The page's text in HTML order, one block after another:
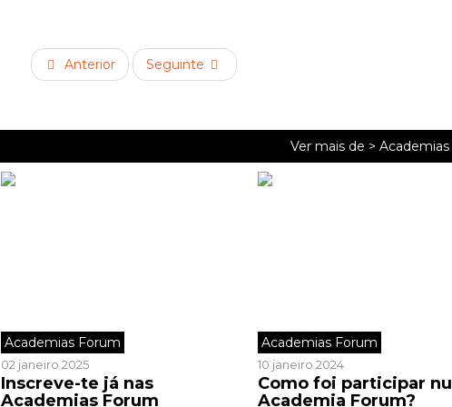
Anterior Seguinte
Ver mais de >
Academias Forum
02 janeiro 2025
Inscreve-te já nas
Academias Forum
Academias Forum
10 janeiro 2024
Como foi participar
Academia Forum?